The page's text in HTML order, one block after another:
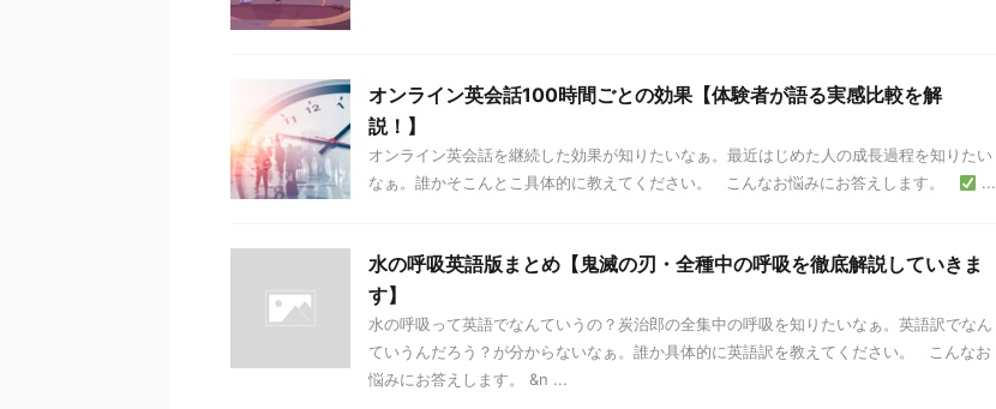
オンライン英会話100時間ごとの効果【体験者が語る実感比較を解
説！】
オンライン英会話を継続した効果が知りたいなぁ。最近はじめた人の成長過程を知りたい
なぁ。誰かそこんとこ具体的に教えてください。 こんなお悩みにお答えします。
...
水の呼吸英語版まとめ【鬼滅の刃・全種中の呼吸を徹底解説していきま
す】
水の呼吸って英語でなんていうの？炭治郎の全集中の呼吸を知りたいなぁ。英語訳でなん
ていうんだろう？が分からないなぁ。誰か具体的に英語訳を教えてください。 こんなお
悩みにお答えします。 &n ...